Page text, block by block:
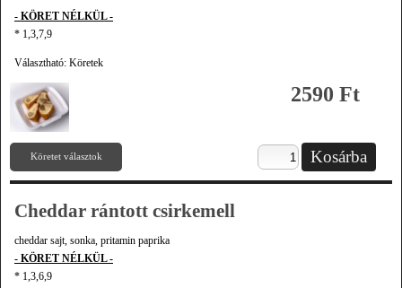
- KÖRET NÉLKÜL -
* 1,3,7,9
Választható: Köretek
Köretet választok
2590 Ft
Cheddar rántott csirkemell
cheddar sajt, sonka, pritamin paprika
- KÖRET NÉLKÜL -
* 1,3,6,9